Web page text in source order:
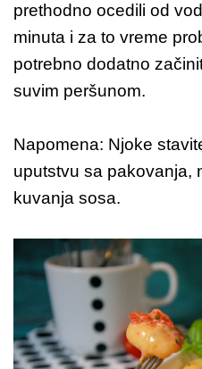
prethodno ocedili od
minuta i za to vreme
potrebno dodatno
suvim peršunom.
Napomena: Njoke
uputstvu sa pakovanja,
kuvanja sosa.